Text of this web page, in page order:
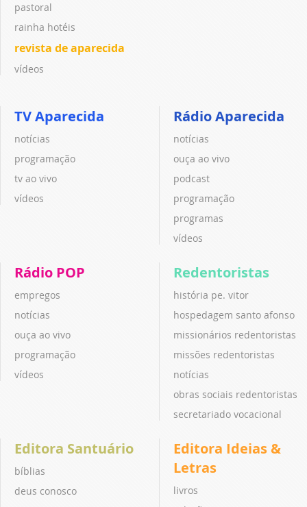
pastoral
rainha hotéis
revista de aparecida
vídeos
TV Aparecida
notícias
programação
tv ao vivo
vídeos
Rádio Aparecida
notícias
ouça ao vivo
podcast
programação
programas
vídeos
Rádio POP
empregos
notícias
ouça ao vivo
programação
vídeos
Redentoristas
história pe. vitor
hospedagem santo afonso
missionários redentoristas
missões redentoristas
notícias
obras sociais redentoristas
secretariado vocacional
Editora Santuário
bíblias
deus conosco
Editora Ideias &
Letras
livros